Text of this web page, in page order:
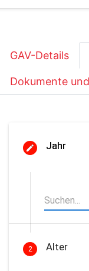
GAV-Details
Dokumente
Jahr
2 Alter